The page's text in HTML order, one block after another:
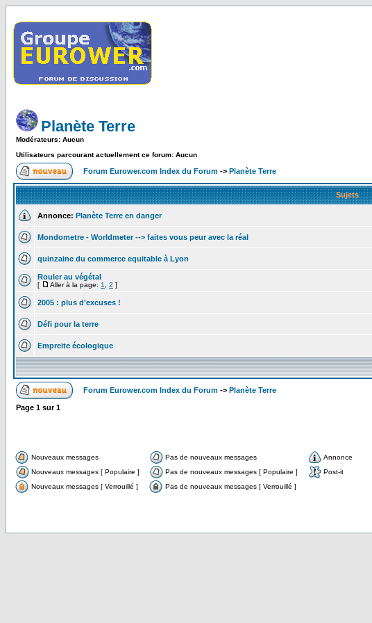
Planète Terre
Modérateurs: Aucun
Utilisateurs parcourant actuellement ce forum: Aucun
Forum Eurower.com Index du Forum -> Planète Terre
Sujets
Annonce: Planète Terre en danger
Mondometre - Worldmeter --> faites vous peur avec la réal
quinzaine du commerce equitable à Lyon
Rouler au végétal
[ Aller à la page: 1 2 ]
2005 : plus d'excuses !
Défi pour la terre
Empreite écologique
Forum Eurower.com Index du Forum -> Planète Terre
Page 1 sur1
Nouveaux messages Pas de nouveaux messages
Annonce
Nouveaux messages [ Populaire ]
Pas de nouveaux messages [ Populaire ]
Post-it
Nouveaux messages [ Verrouillé ]
Pas de nouveaux messages [ Verrouillé ]